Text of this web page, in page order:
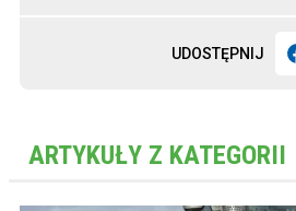
UDOSTĘPNIJ
ARTYKUŁY Z KATEGORII